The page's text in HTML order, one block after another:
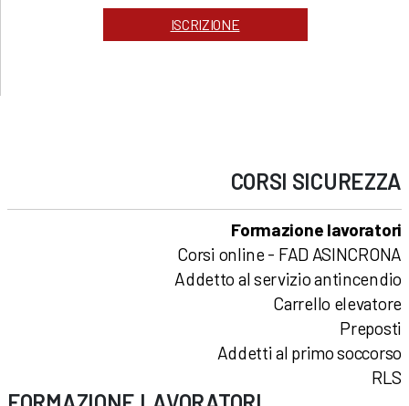
ISCRIZIONE
CORSI SICUREZZA
Corsi online - FAD ASINCRONA
Formazione lavoratori
Addetto al servizio antincendio
Carrello elevatore
Preposti
Addetti al primo soccorso
RLS